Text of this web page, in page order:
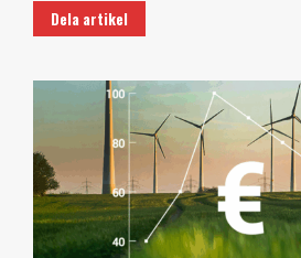
Dela artikel